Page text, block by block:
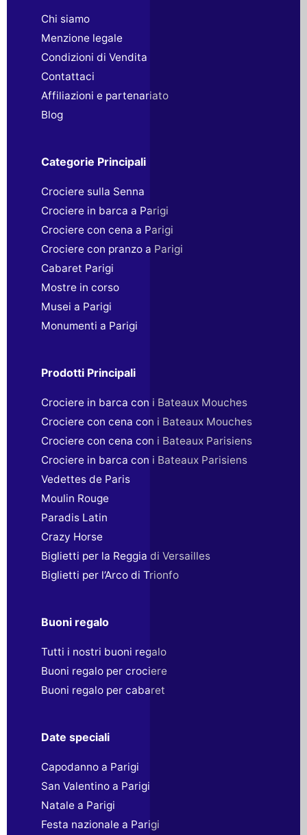
Chi siamo
Menzione legale
Condizioni di Vendita
Contattaci
Affiliazioni e partenariato
Blog
Categorie Principali
Crociere sulla Senna
Crociere in barca a Parigi
Crociere con cena a Parigi
Crociere con pranzo a Parigi
Cabaret Parigi
Mostre in corso
Musei a Parigi
Monumenti a Parigi
Prodotti Principali
Crociere in barca con i Bateaux Mouches
Crociere con cena con i Bateaux Mouches
Crociere con cena con i Bateaux Parisiens
Crociere in barca con i Bateaux Parisiens
Vedettes de Paris
Moulin Rouge
Paradis Latin
Crazy Horse
Biglietti per la Reggia di Versailles
Biglietti per l’Arco di Trionfo
Buoni regalo
Tutti i nostri buoni regalo
Buoni regalo per crociere
Buoni regalo per cabaret
Date speciali
Capodanno a Parigi
San Valentino a Parigi
Natale a Parigi
Festa nazionale a Parigi